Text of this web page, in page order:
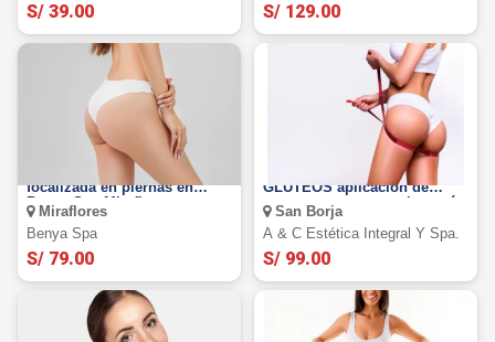
S/ 39.00 S/ 129.00
Sesiones de Anticelulitis
focalizada en piernas en
Benya Spa Miraflores
Miraflores
Benya Spa
S/ 79.00
LEVANTAMIENTO DE
GLUTEOS aplicación de
peptona, vacumterapia y más
San Borja
A & C Estética Integral Y Spa.
S/ 99.00